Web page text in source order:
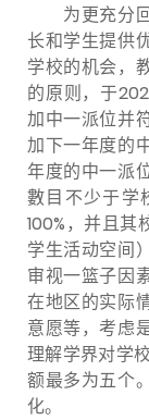
为更充分回
长和学生提供
学校的机会，
的原则，于
加中一派位并
加下一年度的
年度的中一派
數目不少于学
100%，并且
学生活动空间
审视一篮子因
在地区的实际
意愿等，考虑
理解学界对学
额最多为五个
化。